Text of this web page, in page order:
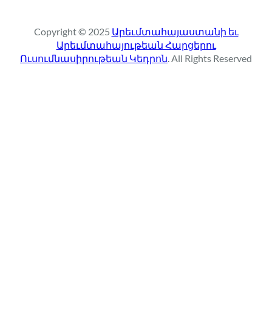
c
h
Copyright © 2025 Արեւմտահայաստանի եւ
Արեւմտահայութեան Հարցերու
Ուսումնասիրութեան Կեդրոն . All Rights Reserved